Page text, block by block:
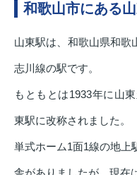
和歌山市にある
山東駅は、和歌山県和歌
志川線の駅です。
もともとは1933年に山
東駅に改称されました。
単式ホーム1面1線の地上